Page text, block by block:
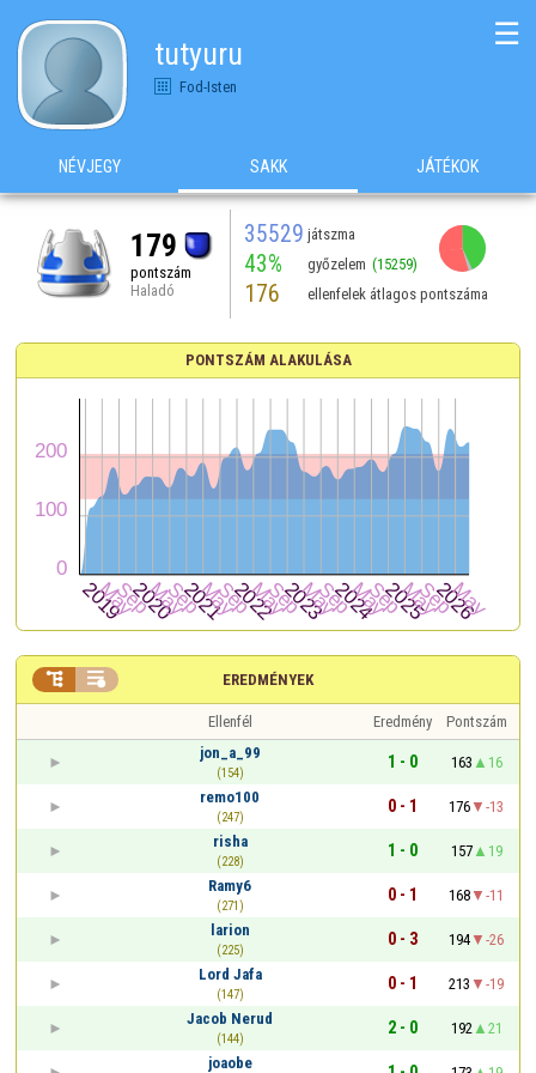
tutyuru
Fod-Isten
☰
NÉVJEGY SAKK JÁTÉKOK
179
pontszám
Haladó
35529 játszma
43% győzelem (15259)
176 ellenfelek átlagos pontszáma
PONTSZÁM ALAKULÁSA
EREDMÉNYEK
 
Ellenfél Eredmény
Pontszám
jon_a_99
(154)
1 - 0 163
16
remo100
(247)
0 - 1 176
-13
risha
(228)
1 - 0 157
19
Ramy6
(271)
0 - 1 168
-11
larion
(225)
0 - 3 194
-26
Lord Jafa
(147)
0 - 1 213
-19
Jacob Nerud
(144)
2 - 0 192
21
joaobe